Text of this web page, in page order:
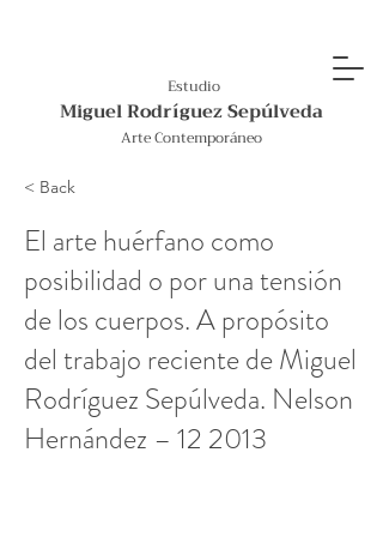
Estudio
Miguel Rodríguez Sepúlveda
Arte Contemporáneo
< Back
El arte huérfano como
posibilidad o por una tensión
de los cuerpos. A propósito
del trabajo reciente de Miguel
Rodríguez Sepúlveda. Nelson
Hernández – 12 2013